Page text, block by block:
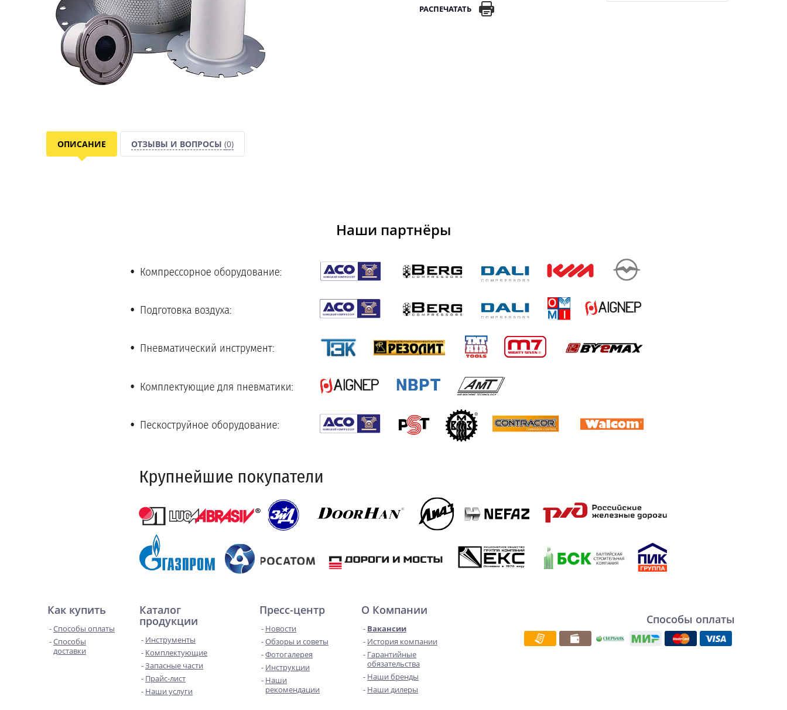
РАСПЕЧАТАТЬ
ОПИСАНИЕ ОТЗЫВЫ И ВОПРОСЫ (0)
Наши партнёры
Как купить
Способы оплаты
Способы
доставки
Каталог
продукции
Инструменты
Комплектующие
Запасные части
Прайс-лист
Наши услуги
Пресс-центр
Новости
Обзоры и советы
Фотогалерея
Инструкции
Наши
рекомендации
О Компании
Вакансии
История компании
Гарантийные
обязательства
Наши бренды
Наши дилеры
Способы оплаты